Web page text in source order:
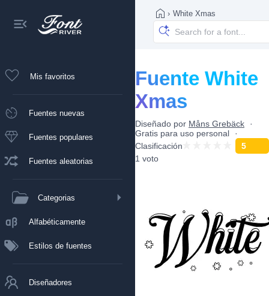
Mis favoritos
Fuentes nuevas
Fuentes populares
Fuentes aleatorias
Categorias
Alfabéticamente
Estilos de fuentes
Diseñadores
› White Xmas
Fuente White
Xmas
Diseñado por Måns Grebäck
Gratis para uso personal
Clasificación
5
1 voto